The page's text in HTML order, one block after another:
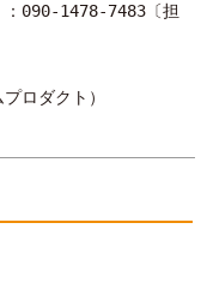
：090-1478-7483〔担
ロダクト）